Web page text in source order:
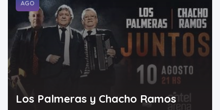
Los Palmeras y Chacho Ramos
AGO